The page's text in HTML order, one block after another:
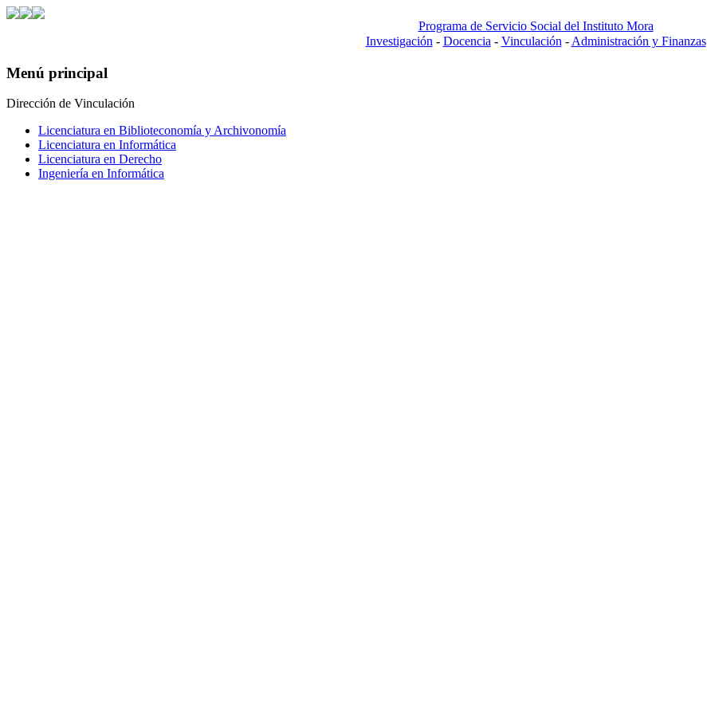
Programa de Servicio Social del Instituto Mora
Investigación - Docencia - Vinculación - Administración y Finanzas
Menú principal
Dirección de Vinculación
Licenciatura en Biblioteconomía y Archivonomía
Licenciatura en Informática
Licenciatura en Derecho
Ingeniería en Informática